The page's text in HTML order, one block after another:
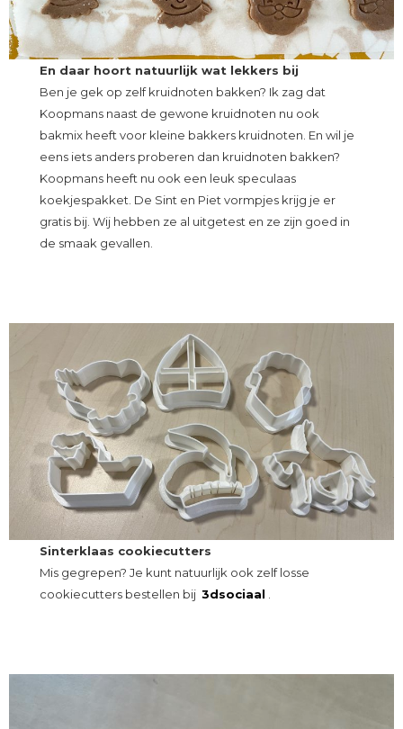
En daar hoort natuurlijk wat lekkers bij
Ben je gek op zelf kruidnoten bakken? Ik zag dat
Koopmans naast de gewone kruidnoten nu ook
bakmix heeft voor kleine bakkers kruidnoten. En wil je
eens iets anders proberen dan kruidnoten bakken?
Koopmans heeft nu ook een leuk speculaas
koekjespakket. De Sint en Piet vormpjes krijg je er
gratis bij. Wij hebben ze al uitgetest en ze zijn goed in
de smaak gevallen.
Sinterklaas cookiecutters
Mis gegrepen? Je kunt natuurlijk ook zelf losse
cookiecutters bestellen bij 3dsociaal